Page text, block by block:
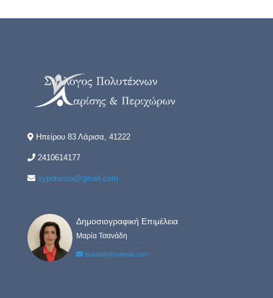
Ηπείρου 83 Λάρισα, 41222
2410614177
sypolarisa@gmail.com
Δημοσιογραφική Επιμέλεια
Μαρία Τσανάδη
tsanadi@hotmail.com